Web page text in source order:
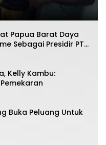
Papua Barat Daya
Sebagai Presidir PT
Kelly Kambu:
Buka Peluang Untuk